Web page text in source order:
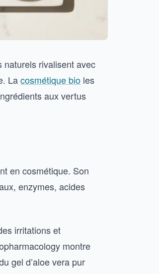
rivalisent avec
Lacosmétique bio les
aux vertus
en cosmétique. Son
enzymes, acides
irritations et
montre
gel d’aloe vera pur